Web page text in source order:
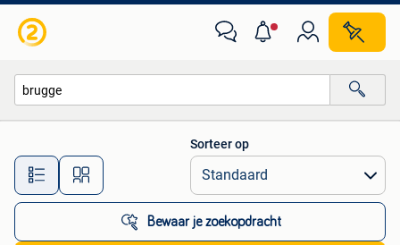
Alle afstanden…
Sorteer op
Bewaar je zoekopdracht